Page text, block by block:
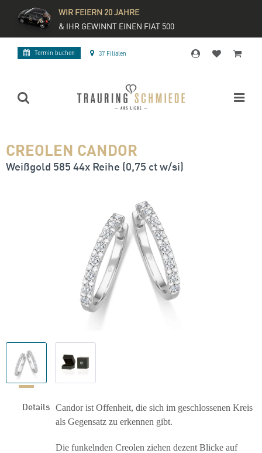
WIR FEIERN 20 JAHRE
& IHR GEWINNT EINEN FIAT 500
Termin buchen 37 Filialen
CREOLEN CANDOR
Weißgold 585 44x Reihe (0,75 ct w/si)
Details Candor ist Offenheit, die sich im geschlossenen Kreis
als Gegensatz zu erkennen gibt.
Die funkelnden Creolen ziehen dezent Blicke auf